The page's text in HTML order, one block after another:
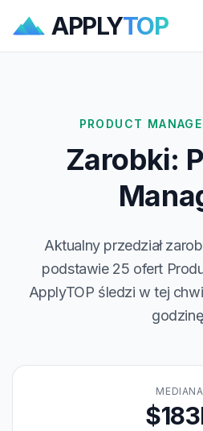
APPLYTOP
PRODUCT
Zarobki:
Aktualny przedział
podstawie 25 ofert
ApplyTOP śledzi w tej
MEDIANA